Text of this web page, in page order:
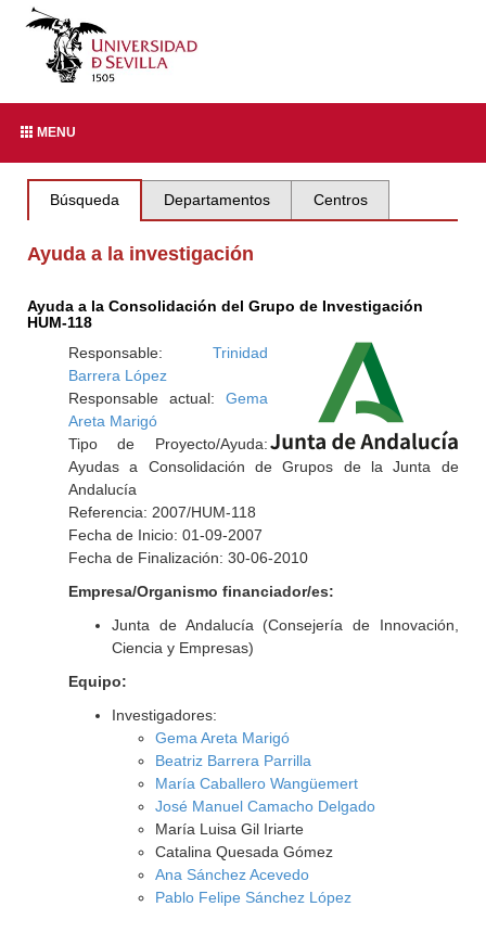
MENU
Búsqueda Departamentos Centros
Ayuda a la investigación
Ayuda a la Consolidación del Grupo de Investigación
HUM-118
Responsable: Trinidad
Barrera López
Responsable actual: Gema
Areta Marigó
Tipo de Proyecto/Ayuda:
Ayudas a Consolidación de Grupos de la Junta de
Andalucía
Referencia: 2007/HUM-118
Fecha de Inicio: 01-09-2007
Fecha de Finalización: 30-06-2010
Empresa/Organismo financiador/es:
Junta de Andalucía (Consejería de Innovación,
Ciencia y Empresas)
Equipo:
Investigadores:
Gema Areta Marigó
Beatriz Barrera Parrilla
María Caballero Wangüemert
José Manuel Camacho Delgado
María Luisa Gil Iriarte
Catalina Quesada Gómez
Ana Sánchez Acevedo
Pablo Felipe Sánchez López